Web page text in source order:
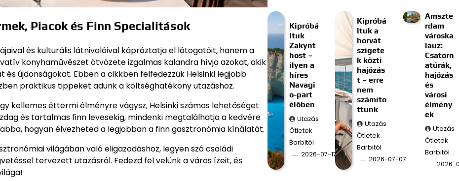
Piacok és Finn Specialitások
és kulturális látnivalóival kápráztatja el látogatóit, hanem a
konyhaművészet ötvözete izgalmas kalandra hívja azokat, akik
újdonságokat. Ebben a cikkben felfedezzük Helsinki legjobb
praktikus tippeket adunk a költséghatékony utazáshoz.
kellemes éttermi élményre vágysz, Helsinki számos lehetőséget
és tartalmas finn levesekig, mindenki megtalálhatja a kedvére
hogyan élvezheted a legjobban a finn gasztronómia kínálatát.
világában való eligazodáshoz, legyen szó családi
tervezett utazásról. Fedezd fel velünk a város ízeit, és
Kipróbá
ltuk
Zakynt
host –
ilyen a
híres
Navagi
o-part
élőben
Utazás
Ötletek
Barbitól
2026-07-17
Kipróbá
ltuk a
horvát
szigete
k közti
hajózás
t – erre
nem
számíto
ttunk
Utazás
Ötletek
Barbitól
2026-07-07
Amszte
rdam
városka
lauz:
Csatorn
atúrák,
hajózás
és
városi
élmény
ek
Utazás
Ötletek
Barbitól
2026-